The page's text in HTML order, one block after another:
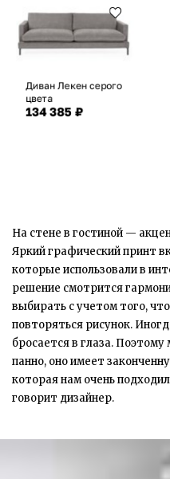
Диван Лекен серого
цвета
134 385 ₽
На стене в гостиной —
Яркий графический принт
которые использовали в
решение смотрится
выбирать с учетом того,
повторяться рисунок.
бросается в глаза.
панно, оно имеет
которая нам очень
говорит дизайнер.